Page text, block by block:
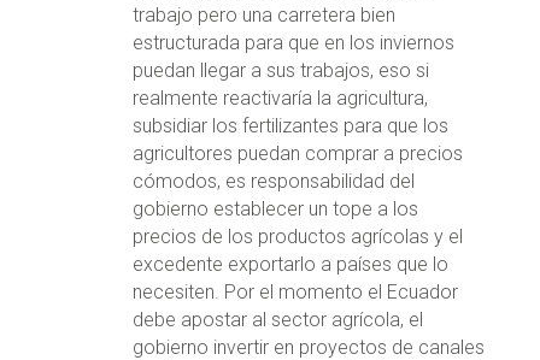
trabajo pero una carretera bien
estructurada para que en los inviernos
puedan llegar a sus trabajos, eso si
realmente reactivaría la agricultura,
subsidiar los fertilizantes para que los
agricultores puedan comprar a precios
cómodos, es responsabilidad del
gobierno establecer un tope a los
precios de los productos agrícolas y el
excedente exportarlo a países que lo
necesiten. Por el momento el Ecuador
debe apostar al sector agrícola, el
gobierno invertir en proyectos de canales